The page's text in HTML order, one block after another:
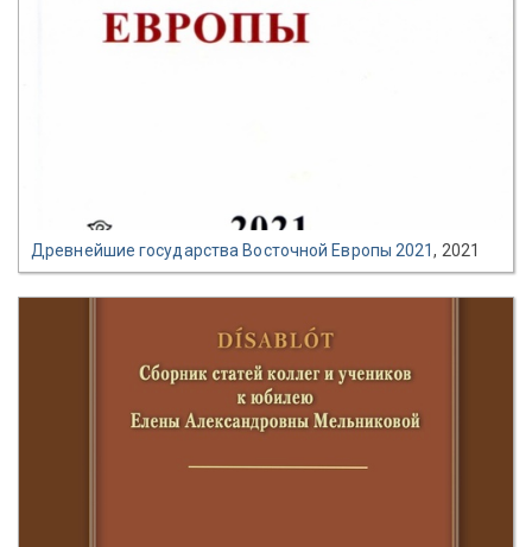
Древнейшие государства Восточной Европы 2021, 2021